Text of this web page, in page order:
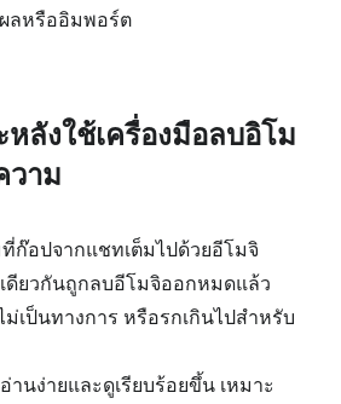
ลหรืออิมพอร์ต
ลังใช้เครื่องมือลบอิโม
วาม
ก๊อปจากแชทเต็มไปด้วยอีโมจิ
ดียวกันถูกลบอีโมจิออกหมดแล้ว
ม่เป็นทางการ หรือรกเกินไปสำหรับ
นง่ายและดูเรียบร้อยขึ้น เหมาะ